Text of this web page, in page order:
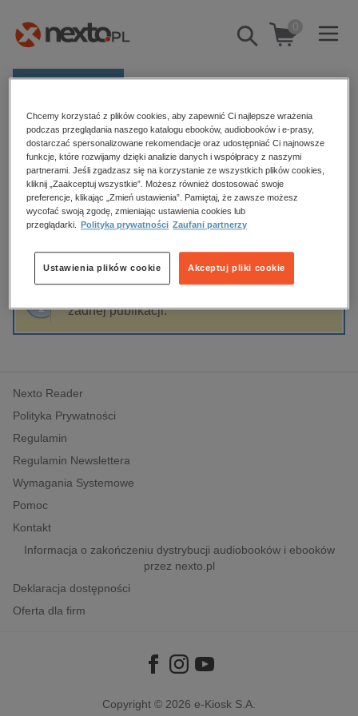
Pokaż/schowaj
wyszukiwarkę
0
Kategorie
Zobacz wszystkie E-prasa
budownictwo, aranżacja wnętrz
biznesowe, branżowe, gospodarka
dzienniki
edukacja
hobby, sport, rozrywka
komputery, internet, technologie, informatyka
polityka, społeczno-informacyjne
psychologiczne
inne
popularno-naukowe
historia
Strona główna John Man
John Man
Sortowanie Filtrowanie
żadnej publikacji.
Nexto Reader
Polityka Prywatności
Regulamin
Regulamin Newslettera
Wymagania Systemowe
Pomoc
Kontakt
Informacja o zakończeniu dystrybucji audiobooków i ebooków
przez nexto.pl
Deklaracja dostępności
Oferta dla firm
Copyright © 2026 e-Kiosk S.A.
Chcemy korzystać z plików cookies, aby zapewnić Ci najlepsze wrażenia
podczas przeglądania naszego katalogu ebooków, audiobooków i e-prasy,
dostarczać spersonalizowane rekomendacje oraz udostępniać Ci najnowsze
funkcje, które rozwijamy dzięki analizie danych i współpracy z naszymi
partnerami. Jeśli zgadzasz się na korzystanie ze wszystkich plików cookies,
kliknij „Zaakceptuj wszystkie”. Możesz również dostosować swoje
preferencje, klikając „Zmień ustawienia”. Pamiętaj, że zawsze możesz
wycofać swoją zgodę, zmieniając ustawienia cookies lub
przeglądarki.
Polityka prywatności Zaufani partnerzy
Akceptuj pliki cookie
Ustawienia plików cookie